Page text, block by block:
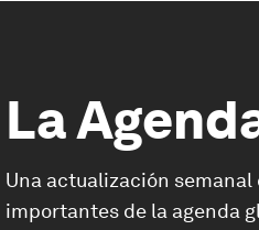
La
Una actualización semanal
importantes de la agenda